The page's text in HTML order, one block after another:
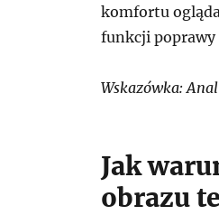
komfortu
funkcji poprawy
Wskazówka:
Jak
obrazu